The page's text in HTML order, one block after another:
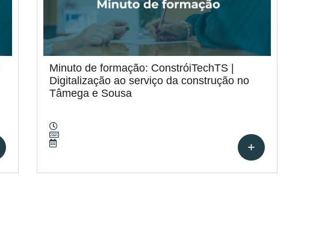
Minuto de formação: ConstróiTechTS |
Digitalização ao serviço da construção no
Tâmega e Sousa
+